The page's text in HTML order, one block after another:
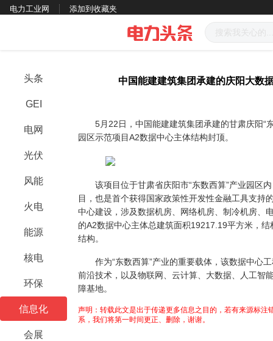
电力工业网 添加到收藏夹
头条
GEI
电网
光伏
风能
火电
能源
核电
环保
信息化
会展
中国能建建筑集团承建的庆阳大数
5月22日，中国能建建筑集团承建的甘肃庆阳“
园区示范项目A2数据中心主体结构封顶。
该项目位于甘肃省庆阳市“东数西算”产业园区内
目，也是首个获得国家政策性开发性金融工具支持
中心建设，涉及数据机房、网络机房、制冷机房、
的A2数据中心主体总建筑面积19217.19平方米，
结构。
作为“东数西算”产业的重要载体，该数据中心
前沿技术，以及物联网、云计算、大数据、人工智
障基地。
声明：转载此文是出于传递更多信息之目的，若有来源标
系，我们将第一时间更正、删除，谢谢。